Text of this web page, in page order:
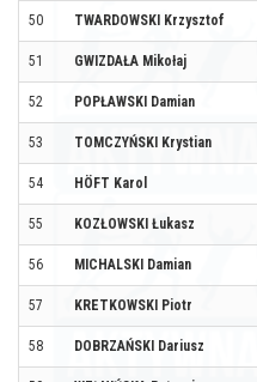
50 TWARDOWSKI Krzysztof
51 GWIZDAŁA Mikołaj
52 POPŁAWSKI Damian
53 TOMCZYŃSKI Krystian
54 HÖFT Karol
55 KOZŁOWSKI Łukasz
56 MICHALSKI Damian
57 KRETKOWSKI Piotr
58 DOBRZAŃSKI Dariusz